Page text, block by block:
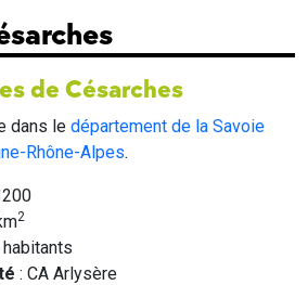
de Césarches
dans le département de la Savoie
Rhône-Alpes.
2
: CA Arlysère